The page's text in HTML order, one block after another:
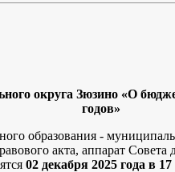
округа Зюзино «О
годов»
образования -
акта, аппарат
02 декабря 2025 года в